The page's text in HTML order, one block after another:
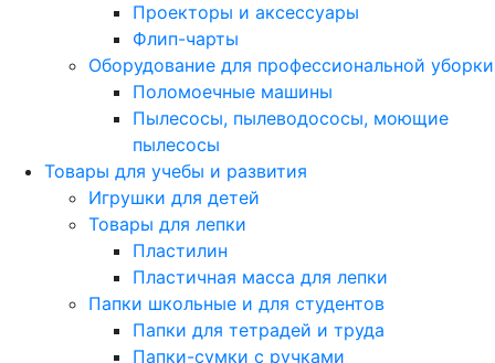
Проекторы и аксессуары
Флип-чарты
Оборудование для профессиональной уборки
Поломоечные машины
Пылесосы, пылеводососы, моющие
пылесосы
Товары для учебы и развития
Игрушки для детей
Товары для лепки
Пластилин
Пластичная масса для лепки
Папки школьные и для студентов
Папки для тетрадей и труда
Папки-сумки с ручками